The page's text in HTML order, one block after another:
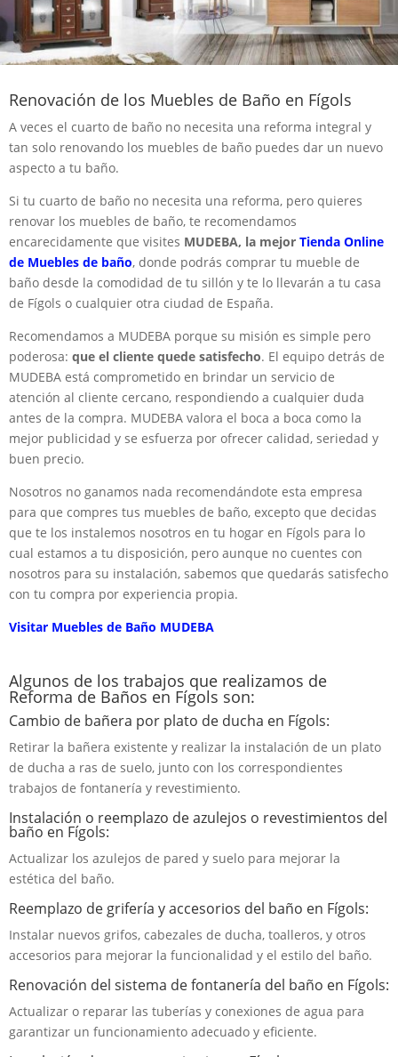
Renovación de los Muebles de Baño en Fígols
A veces el cuarto de baño no necesita una reforma integral y
tan solo renovando los muebles de baño puedes dar un nuevo
aspecto a tu baño.
Si tu cuarto de baño no necesita una reforma, pero quieres
renovar los muebles de baño, te recomendamos
encarecidamente que visites MUDEBA, la mejor Tienda Online
de Muebles de baño, donde podrás comprar tu mueble de
baño desde la comodidad de tu sillón y te lo llevarán a tu casa
de Fígols o cualquier otra ciudad de España.
Recomendamos a MUDEBA porque su misión es simple pero
poderosa: que el cliente quede satisfecho. El equipo detrás de
MUDEBA está comprometido en brindar un servicio de
atención al cliente cercano, respondiendo a cualquier duda
antes de la compra. MUDEBA valora el boca a boca como la
mejor publicidad y se esfuerza por ofrecer calidad, seriedad y
buen precio.
Nosotros no ganamos nada recomendándote esta empresa
para que compres tus muebles de baño, excepto que decidas
que te los instalemos nosotros en tu hogar en Fígols para lo
cual estamos a tu disposición, pero aunque no cuentes con
nosotros para su instalación, sabemos que quedarás satisfecho
con tu compra por experiencia propia.
Visitar Muebles de Baño MUDEBA
Algunos de los trabajos que realizamos de
Reforma de Baños en Fígols son:
Cambio de bañera por plato de ducha en Fígols:
Retirar la bañera existente y realizar la instalación de un plato
de ducha a ras de suelo, junto con los correspondientes
trabajos de fontanería y revestimiento.
Instalación o reemplazo de azulejos o revestimientos del
baño en Fígols:
Actualizar los azulejos de pared y suelo para mejorar la
estética del baño.
Reemplazo de grifería y accesorios del baño en Fígols:
Instalar nuevos grifos, cabezales de ducha, toalleros, y otros
accesorios para mejorar la funcionalidad y el estilo del baño.
Renovación del sistema de fontanería del baño en Fígols:
Actualizar o reparar las tuberías y conexiones de agua para
garantizar un funcionamiento adecuado y eficiente.